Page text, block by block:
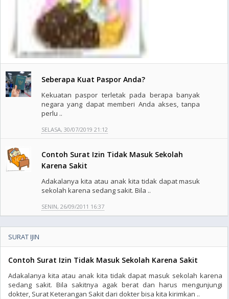
Seberapa Kuat Paspor Anda?
Kekuatan paspor terletak pada berapa banyak
negara yang dapat memberi Anda akses, tanpa
perlu ..
SELASA, 30/07/2019 21:12
Contoh Surat Izin Tidak Masuk Sekolah
Karena Sakit
Adakalanya kita atau anak kita tidak dapat masuk
sekolah karena sedang sakit. Bila ..
SENIN, 26/09/2011 16:37
SURAT IJIN
Contoh Surat Izin Tidak Masuk Sekolah Karena Sakit
Adakalanya kita atau anak kita tidak dapat masuk sekolah karena
sedang sakit. Bila sakitnya agak berat dan harus mengunjungi
dokter, Surat Keterangan Sakit dari dokter bisa kita kirimkan ..